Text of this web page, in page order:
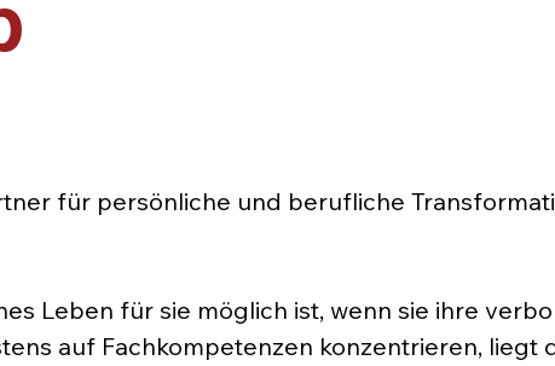
für persönliche und berufliche
Leben für sie möglich ist, wenn sie ihre
auf Fachkompetenzen konzentrieren, liegt